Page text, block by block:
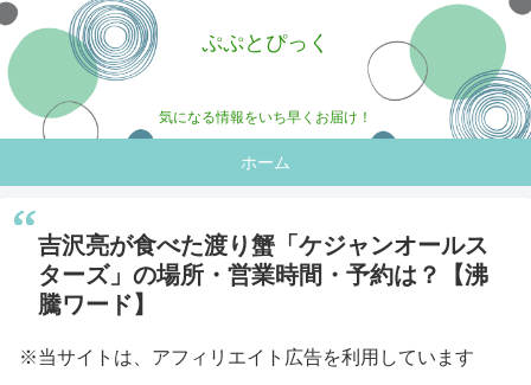
ぷぷとぴっく
気になる情報をいち早くお届け！
ホーム
吉沢亮が食べた渡り蟹「ケジャンオールス
ターズ」の場所・営業時間・予約は？【沸
騰ワード】
※当サイトは、アフィリエイト広告を利用しています